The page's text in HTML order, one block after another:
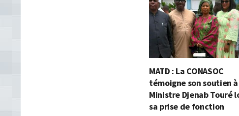
MATD : La CONASOC
témoigne son soutien
Ministre Djenab Touré
sa prise de fonction